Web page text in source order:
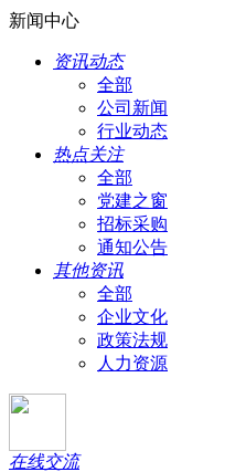
新闻中心
资讯动态
全部
公司新闻
行业动态
热点关注
全部
党建之窗
招标采购
通知公告
其他资讯
全部
企业文化
政策法规
人力资源
在线交流